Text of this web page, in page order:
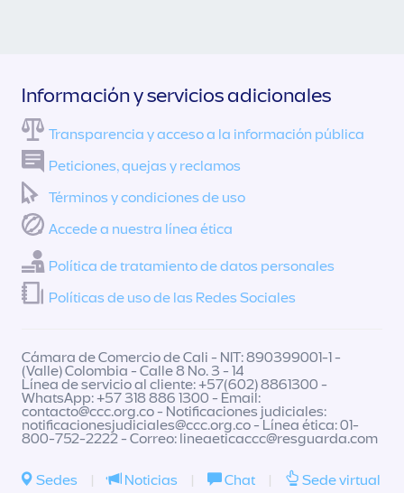
Información y servicios adicionales
Transparencia y acceso a la información pública
Peticiones, quejas y reclamos
Términos y condiciones de uso
Accede a nuestra línea ética
Política de tratamiento de datos personales
Políticas de uso de las Redes Sociales
Cámara de Comercio de Cali - NIT: 890399001-1 -
(Valle) Colombia - Calle 8 No. 3 - 14
Línea de servicio al cliente: +57(602) 8861300 -
WhatsApp: +57 318 886 1300 - Email:
contacto@ccc.org.co- Notificaciones judiciales:
notificacionesjudiciales@ccc.org.co- Línea ética: 01-
800-752-2222 - Correo: lineaeticaccc@resguarda.com
Sedes | Noticias | Chat | Sede virtual